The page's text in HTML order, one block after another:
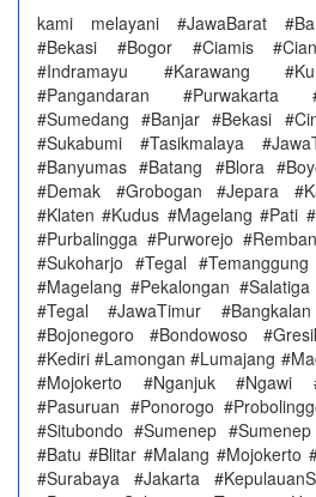
kami melayani #JawaBarat
#Bekasi #Bogor #Ciamis
#Indramayu #Karawang
#Pangandaran #Purwakarta
#Sumedang #Banjar #Bekasi
#Sukabumi #Tasikmalaya
#Banyumas #Batang #Blora
#Demak #Grobogan #Jepara
#Klaten #Kudus #Magelang #Pati
#Purbalingga #Purworejo
#Sukoharjo #Tegal
#Magelang #Pekalongan
#Tegal #JawaTimur
#Bojonegoro #Bondowoso
#Kediri #Lamongan #Lumajang
#Mojokerto #Nganjuk #Ngawi
#Pasuruan #Ponorogo
#Situbondo #Sumenep
#Batu #Blitar #Malang #Mojokerto
#Surabaya #Jakarta